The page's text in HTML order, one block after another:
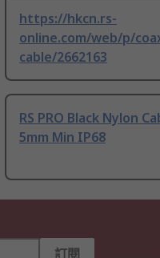
https://hkcn.rs-
online.com/web/p/
cable/2662163
RS PRO Black Nylon
5mm Min IP68
訂閱